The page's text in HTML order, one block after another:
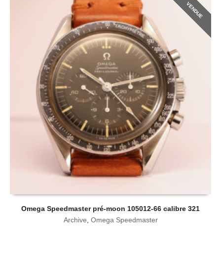
VENDUE
Omega Speedmaster pré-moon 105012-66 calibre 321
Archive, Omega Speedmaster